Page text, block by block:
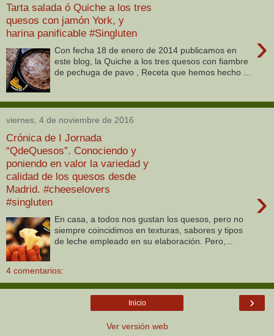
Tarta salada ó Quiche a los tres
quesos con jamón York, y
harina panificable #Singluten
›
Con fecha 18 de enero de 2014 publicamos en
este blog, la Quiche a los tres quesos con fiambre
de pechuga de pavo , Receta que hemos hecho ...
viernes, 4 de noviembre de 2016
Crónica de I Jornada
“QdeQuesos”. Conociendo y
poniendo en valor la variedad y
calidad de los quesos desde
Madrid. #cheeselovers
#singluten
›
En casa, a todos nos gustan los quesos, pero no
siempre coincidimos en texturas, sabores y tipos
de leche empleado en su elaboración. Pero,...
4 comentarios:
›
Inicio
Ver versión web